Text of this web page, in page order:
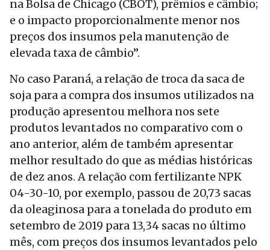
na Bolsa de Chicago (CBOT), prêmios e câmbio;
e o impacto proporcionalmente menor nos
preços dos insumos pela manutenção de
elevada taxa de câmbio”.
No caso Paraná, a relação de troca da saca de
soja para a compra dos insumos utilizados na
produção apresentou melhora nos sete
produtos levantados no comparativo com o
ano anterior, além de também apresentar
melhor resultado do que as médias históricas
de dez anos. A relação com fertilizante NPK
04-30-10, por exemplo, passou de 20,73 sacas
da oleaginosa para a tonelada do produto em
setembro de 2019 para 13,34 sacas no último
mês, com preços dos insumos levantados pelo